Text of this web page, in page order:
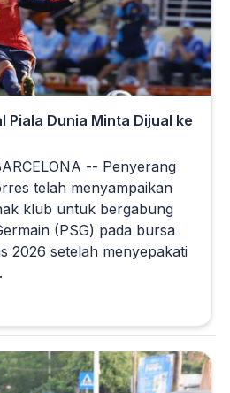
Piala Dunia Minta Dijual ke
-- Penyerang
telah menyampaikan
klub untuk bergabung
(PSG) pada bursa
2026 setelah menyepakati